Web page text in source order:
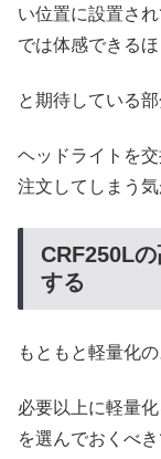
い位置に設置さ
では体感できる
と期待している部
ヘッドライトを
注文してしまう気
CRF250L
する
もともと軽量化
必要以上に軽量
を選んでおくべ